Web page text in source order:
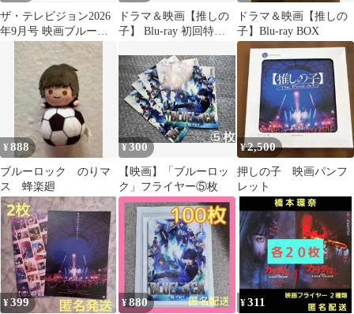
ザ・テレビジョン2026
年9月号 映画ブルーロ
ック 切り抜き5ページ
高橋文哉他
ドラマ＆映画【推しの
子】 Blu-ray 初回特典
ド 4枚
ドラマ＆映画【推しの
子】Blu-ray BOX
¥888
ブルーロック のりマ
ス 蜂楽廻
¥300
【映画】「ブルーロッ
ク」フライヤー⑤枚
¥2,500
押しの子 映画パンフ
レット
¥399 ¥880 ¥311